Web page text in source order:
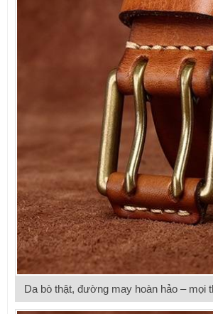
Da bò thật, đường may hoàn hảo –